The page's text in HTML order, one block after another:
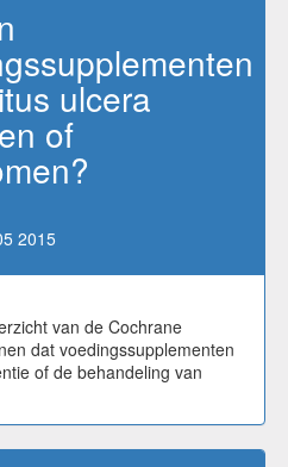
ulcera
of
2015
van de Cochrane
dat voedingssupplementen
of de behandeling van